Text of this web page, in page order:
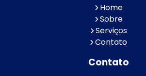
Home
Sobre
Serviços
Contato
Contato